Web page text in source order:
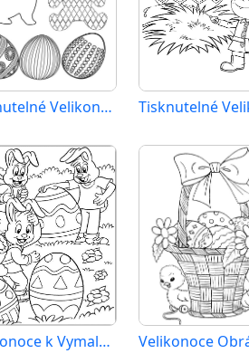
Tisknutelné Velikonoce Obrázek pro Děti
Velikonoce k Vymalování Velikonoce